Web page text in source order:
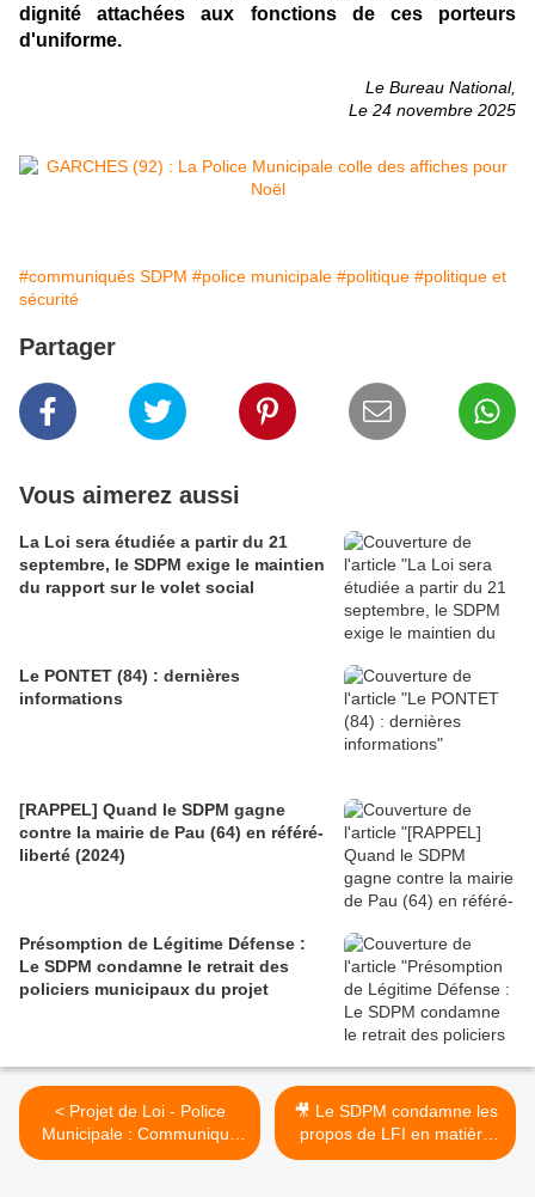
dignité attachées aux fonctions de ces porteurs
d'uniforme.
Le Bureau National,
Le 24 novembre 2025
#communiqués SDPM #police municipale #politique #politique et
sécurité
Partager
Vous aimerez aussi
La Loi sera étudiée a partir du 21
septembre, le SDPM exige le maintien
du rapport sur le volet social
Le PONTET (84) : dernières
informations
[RAPPEL] Quand le SDPM gagne
contre la mairie de Pau (64) en référé-
liberté (2024)
Présomption de Légitime Défense :
Le SDPM condamne le retrait des
policiers municipaux du projet
< Projet de Loi - Police
Municipale : Communiqué
du SDPM
🎥 Le SDPM condamne les
propos de LFI en matière
de sécurité municipale